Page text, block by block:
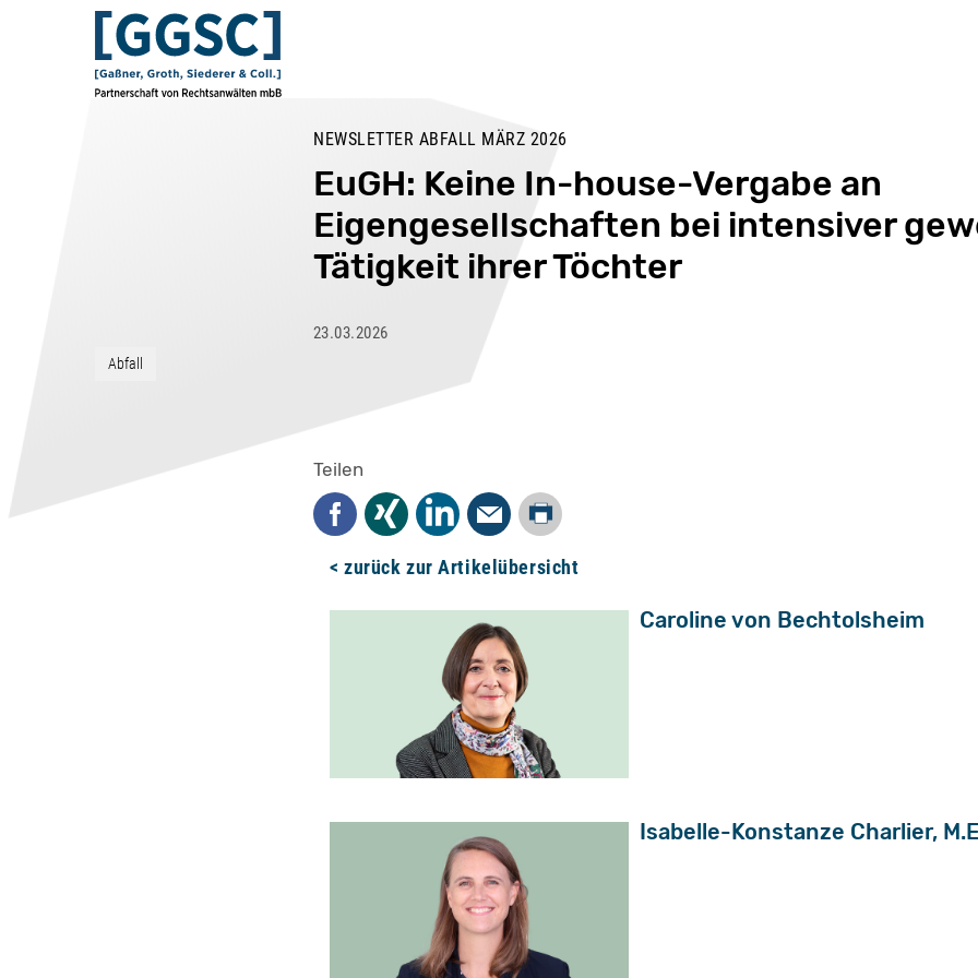
NEWSLETTER ABFALL MÄRZ 2026
EuGH: Keine In-house-Vergabe an
Eigengesellschaften bei intensiver
Tätigkeit ihrer Töchter
23.03.2026
Abfall
Teilen
Facebook
Xing LinkedInMail
Drucken
< zurück zur Artikelübersicht
Caroline von Bechtolsheim
Isabelle-Konstanze Charlier,